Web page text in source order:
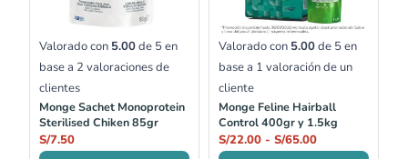
Valorado con 5.00de 5 en
base a 2 valoraciones de
clientes
Monge Sachet Monoprotein
Sterilised Chiken 85gr
S/7.50
Valorado con 5.00de 5 en
base a 1 valoración de un
cliente
Monge Feline Hairball
Control 400gr y 1.5kg
S/22.00 - S/65.00
S/65.00